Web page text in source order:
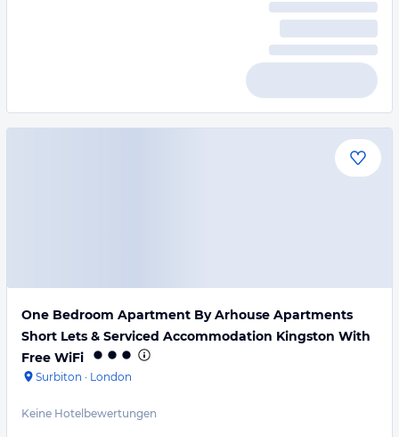
One Bedroom Apartment By Arhouse Apartments
Short Lets & Serviced Accommodation Kingston With
Free WiFi
Surbiton · London
Keine Hotelbewertungen